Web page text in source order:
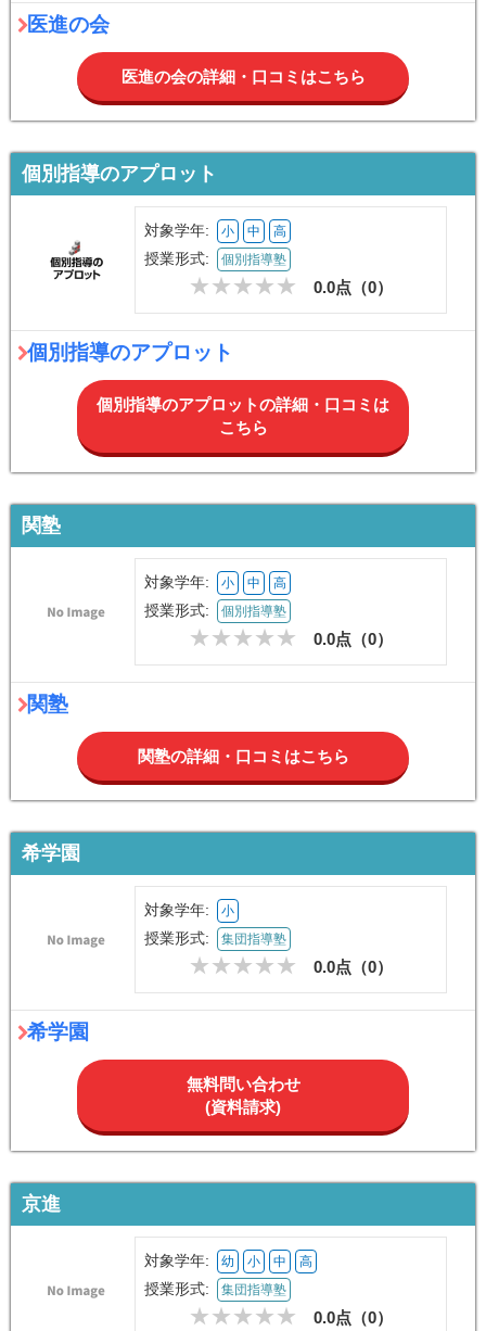
医進の会
医進の会の詳細・口コミはこちら
個別指導のアプロット
対象学年: 小 中 高
授業形式: 個別指導塾
0.0点（0）
個別指導のアプロット
個別指導のアプロットの詳細・口コミは
こちら
関塾
対象学年: 小 中 高
授業形式: 個別指導塾
0.0点（0）
関塾
関塾の詳細・口コミはこちら
希学園
対象学年: 小
授業形式: 集団指導塾
0.0点（0）
希学園
無料問い合わせ
(資料請求)
京進
対象学年: 幼 小 中 高
授業形式: 集団指導塾
0.0点（0）